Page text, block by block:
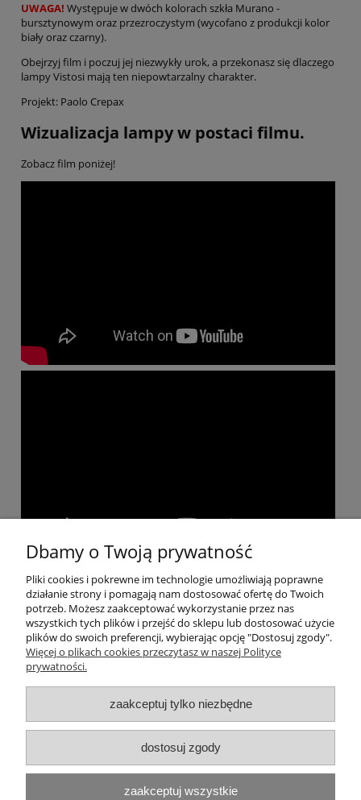
UWAGA! Występuje w dwóch kolorach szkła Murano -
bursztynowym oraz przezroczystym (wycofano z produkcji kolor
biały oraz czarny).
Obejrzyj film i poczuj jej niezwykły urok, a przekonasz się dlaczego
lampy Vistosi mają ten niepowtarzalny charakter.
Projekt: Paolo Crepax
Wizualizacja lampy w postaci filmu.
Zobacz film poniżej!
Pomoc
Moje konto
Informacje
O nas
Dołącz do nas!
Dbamy o Twoją prywatność
Pliki cookies i pokrewne im technologie umożliwiają poprawne
działanie strony i pomagają nam dostosować ofertę do Twoich
potrzeb. Możesz zaakceptować wykorzystanie przez nas
wszystkich tych plików i przejść do sklepu lub dostosować użycie
plików do swoich preferencji, wybierając opcję "Dostosuj zgody".
Więcej o plikach cookies przeczytasz w naszej Polityce
prywatności.
zaakceptuj tylko niezbędne
dostosuj zgody
zaakceptuj wszystkie